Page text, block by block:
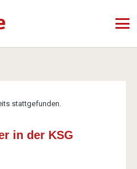
stattgefunden.
in der KSG